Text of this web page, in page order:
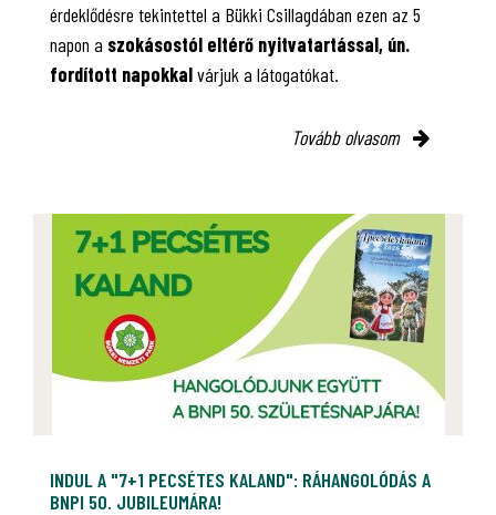
érdeklődésre tekintettel a Bükki Csillagdában ezen az 5
napon a szokásostól eltérő nyitvatartással, ún.
fordított napokkalvárjuk a látogatókat.
Tovább olvasom
INDUL A "7+1 PECSÉTES KALAND": RÁHANGOLÓDÁS A
BNPI 50. JUBILEUMÁRA!